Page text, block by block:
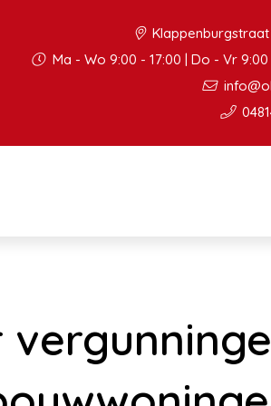
Klappenburgstraat
Ma - Wo 9:00 - 17:00 | Do - Vr